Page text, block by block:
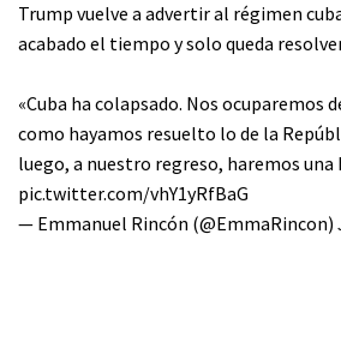
Trump vuelve a advertir al régimen
acabado el tiempo y solo queda
«Cuba ha colapsado. Nos ocuparemos
como hayamos resuelto lo de la
luego, a nuestro regreso, haremos
pic.twitter.com/vhY1yRfBaG
— Emmanuel Rincón (@EmmaRincon)